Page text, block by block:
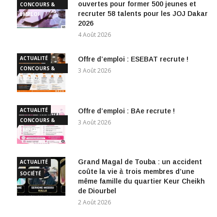
CONCOURS &
EMPLOI
ouvertes pour former 500 jeunes et
recruter 58 talents pour les JOJ Dakar
2026
4 Août 2026
ACTUALITÉ
CONCOURS &
EMPLOI
Offre d’emploi : ESEBAT recrute !
3 Août 2026
ACTUALITÉ
CONCOURS &
EMPLOI
Offre d’emploi : BAe recrute !
3 Août 2026
ACTUALITÉ
SOCIÉTÉ
Grand Magal de Touba : un accident
coûte la vie à trois membres d’une
même famille du quartier Keur Cheikh
de Diourbel
2 Août 2026